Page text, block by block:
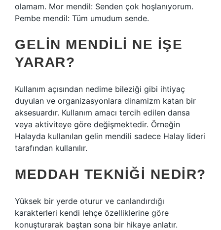
olamam. Mor mendil: Senden çok hoşlanıyorum.
Pembe mendil: Tüm umudum sende.
GELIN MENDILI NE IŞE
YARAR?
Kullanım açısından nedime bileziği gibi ihtiyaç
duyulan ve organizasyonlara dinamizm katan bir
aksesuardır. Kullanım amacı tercih edilen dansa
veya aktiviteye göre değişmektedir. Örneğin
Halayda kullanılan gelin mendili sadece Halay lideri
tarafından kullanılır.
MEDDAH TEKNIĞI NEDIR?
Yüksek bir yerde oturur ve canlandırdığı
karakterleri kendi lehçe özelliklerine göre
konuşturarak baştan sona bir hikaye anlatır.